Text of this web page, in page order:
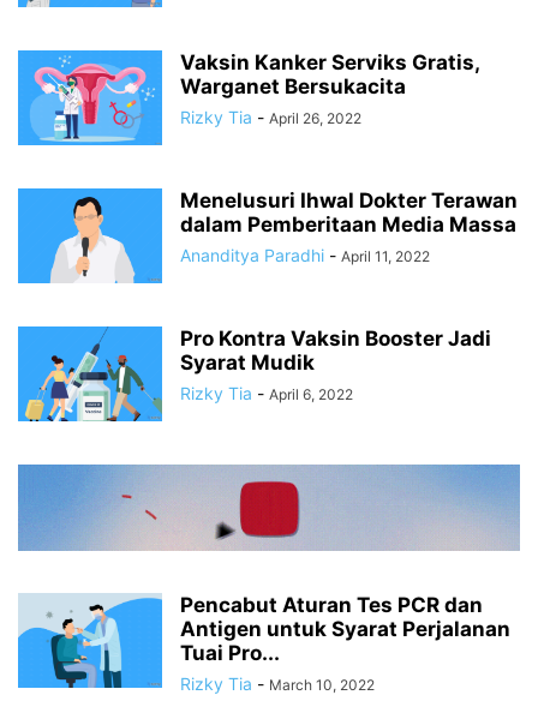
Vaksin Kanker Serviks Gratis,
Warganet Bersukacita
Rizky Tia - April 26, 2022
Menelusuri Ihwal Dokter Terawan
dalam Pemberitaan Media Massa
Ananditya Paradhi - April 11, 2022
Pro Kontra Vaksin Booster Jadi
Syarat Mudik
Rizky Tia - April 6, 2022
Pencabut Aturan Tes PCR dan
Antigen untuk Syarat Perjalanan
Tuai Pro...
Rizky Tia - March 10, 2022